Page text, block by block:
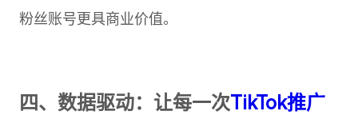
粉丝账号更具商业价值。
四、数据驱动：让每一次TikTok推广